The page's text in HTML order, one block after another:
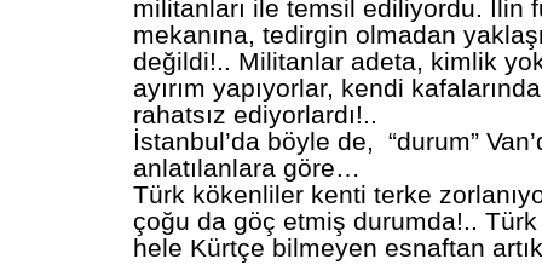
militanları ile temsil ediliyordu. İlin
mekanına, tedirgin olmadan
değildi!.. Militanlar adeta, kimlik
ayırım yapıyorlar, kendi
rahatsız ediyorlardı!..
İstanbul’da böyle de, “durum”
anlatılanlara göre…
Türk kökenliler kenti terke
çoğu da göç etmiş durumda!..
hele Kürtçe bilmeyen esnaftan